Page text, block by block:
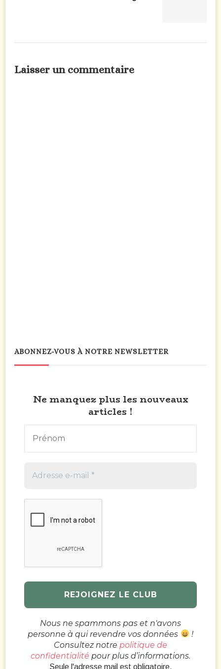
Laisser un commentaire
ABONNEZ-VOUS À NOTRE NEWSLETTER
Ne manquez plus les nouveaux
articles !
Nous ne spammons pas et n'avons
personne à qui revendre vos données
!
Consultez notre politique de
confidentialité pour plus d’informations.
Seule l'adresse mail est obligatoire.